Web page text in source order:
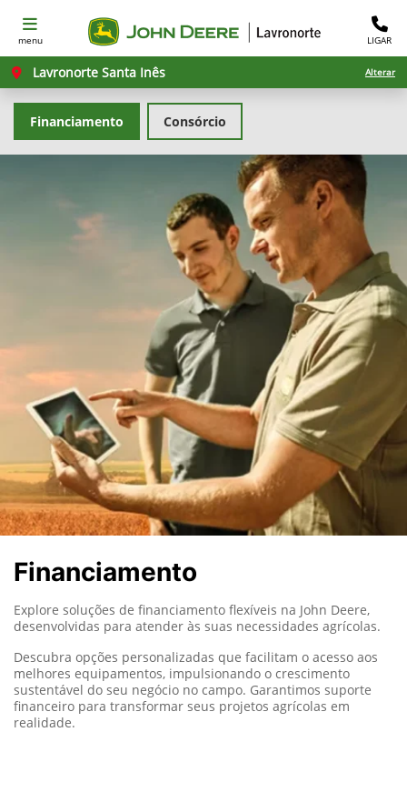
menu LIGAR
Lavronorte Santa Inês Alterar
Consórcio
Financiamento
Financiamento
Explore soluções de financiamento flexíveis na John Deere,
desenvolvidas para atender às suas necessidades agrícolas.
Descubra opções personalizadas que facilitam o acesso aos
melhores equipamentos, impulsionando o crescimento
sustentável do seu negócio no campo. Garantimos suporte
financeiro para transformar seus projetos agrícolas em
realidade.